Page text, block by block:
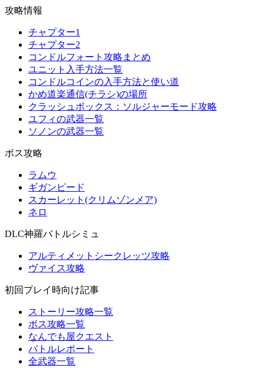
攻略情報
チャプター1
チャプター2
コンドルフォート攻略まとめ
ユニット入手方法一覧
コンドルコインの入手方法と使い道
かめ道楽通信(チラシ)の場所
クラッシュボックス：ソルジャーモード攻略
ユフィの武器一覧
ソノンの武器一覧
ボス攻略
ラムウ
ギガンピード
スカーレット(クリムゾンメア)
ネロ
DLC神羅バトルシミュ
アルティメットシークレッツ攻略
ヴァイス攻略
初回プレイ時向け記事
ストーリー攻略一覧
ボス攻略一覧
なんでも屋クエスト
バトルレポート
全武器一覧